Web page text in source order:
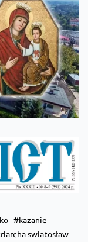
· Udostępnij
kazanie
swiatosław